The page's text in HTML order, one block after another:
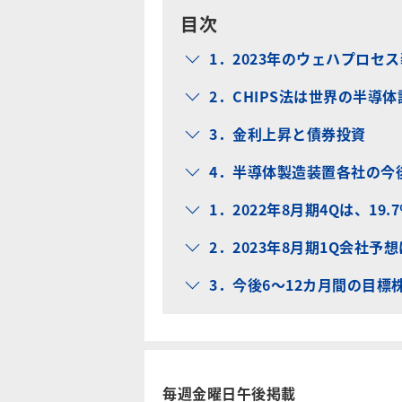
目次
1．2023年のウェハプロセ
2．CHIPS法は世界の半導
3．金利上昇と債券投資
4．半導体製造装置各社の
1．2022年8月期4Qは、
2．2023年8月期1Q会社予
3．今後6～12カ月間の目標
毎週金曜日午後掲載